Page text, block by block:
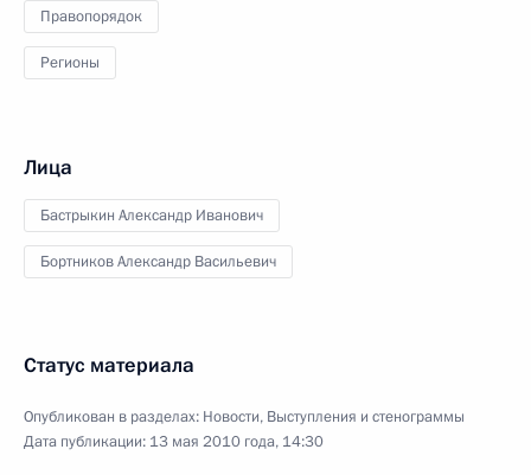
Правопорядок
Регионы
Лица
Бастрыкин Александр Иванович
Бортников Александр Васильевич
Статус материала
Опубликован в разделах: Новости, Выступления и стенограммы
Дата публикации: 13 мая 2010 года, 14:30